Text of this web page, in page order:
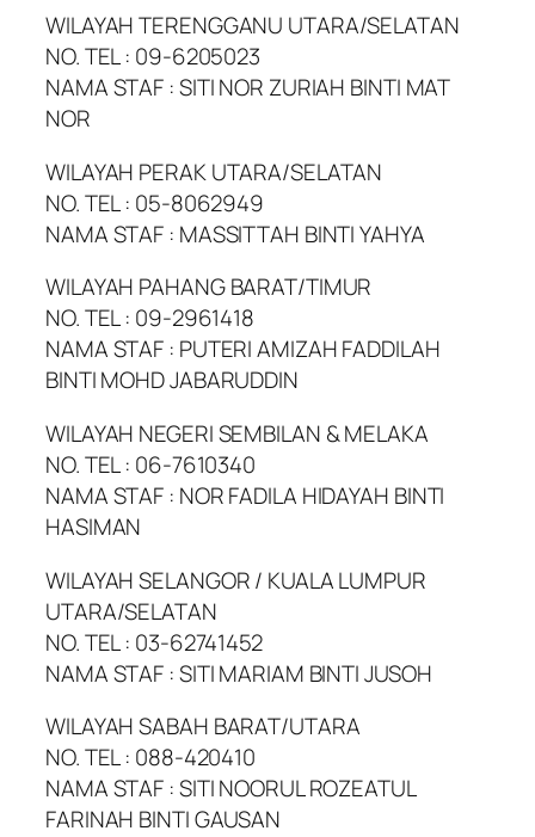
WILAYAH TERENGGANU UTARA/SELATAN
NO. TEL : 09-6205023
NAMA STAF : SITI NOR ZURIAH BINTI MAT
NOR
WILAYAH PERAK UTARA/SELATAN
NO. TEL : 05-8062949
NAMA STAF : MASSITTAH BINTI YAHYA
WILAYAH PAHANG BARAT/TIMUR
NO. TEL : 09-2961418
NAMA STAF : PUTERI AMIZAH FADDILAH
BINTI MOHD JABARUDDIN
WILAYAH NEGERI SEMBILAN & MELAKA
NO. TEL : 06-7610340
NAMA STAF : NOR FADILA HIDAYAH BINTI
HASIMAN
WILAYAH SELANGOR / KUALA LUMPUR
UTARA/SELATAN
NO. TEL : 03-62741452
NAMA STAF : SITI MARIAM BINTI JUSOH
WILAYAH SABAH BARAT/UTARA
NO. TEL : 088-420410
NAMA STAF : SITI NOORUL ROZEATUL
FARINAH BINTI GAUSAN